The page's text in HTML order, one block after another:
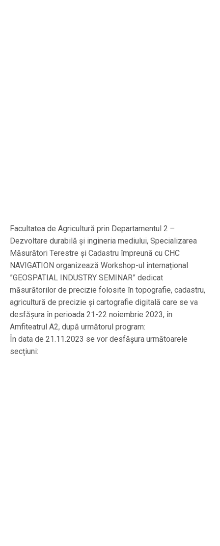
Facultatea de Agricultură prin Departamentul 2 –
Dezvoltare durabilă și ingineria mediului, Specializarea
Măsurători Terestre și Cadastru împreună cu CHC
NAVIGATION organizează Workshop-ul internațional
”GEOSPATIAL INDUSTRY SEMINAR” dedicat
măsurătorilor de precizie folosite în topografie, cadastru,
agricultură de precizie și cartografie digitală care se va
desfășura în perioada 21-22 noiembrie 2023, în
Amfiteatrul A2, după următorul program:
În data de 21.11.2023 se vor desfășura următoarele
secțiuni: